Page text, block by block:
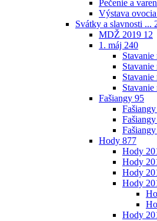
Pečenie a
Výstava
Svátky a slavnosti ...
MDŽ 2019 12
1. máj 240
Stavanie
Stavanie
Stavanie
Stavanie
Fašiangy 95
Hody 877
Hody
Hody
Hody
Hody
Hody